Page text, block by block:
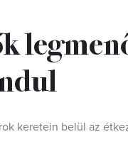
keretein belül az